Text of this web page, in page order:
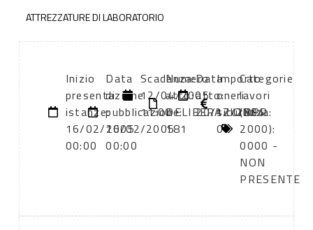
ATTREZZATURE DI LABORATORIO
Inizio
presentazione
istanze:
16/02/2005
00:00
Data
di
pubblicazione:
16/02/2005
00:00
Scadenza:
12/04/2005
11:00
Numero
atto:
DELIBERAZIONE
181
Data
atto:
20/12/2004
Importo
oneri
sicurezza:
0
Categorie
lavori
(DPR
2000):
0000 -
NON
PRESENTE